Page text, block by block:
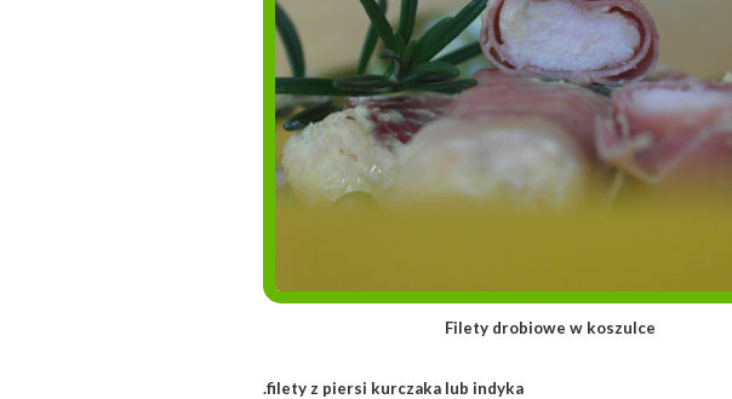
Filety drobiowe w koszulce
.filety z piersi kurczaka lub indyka